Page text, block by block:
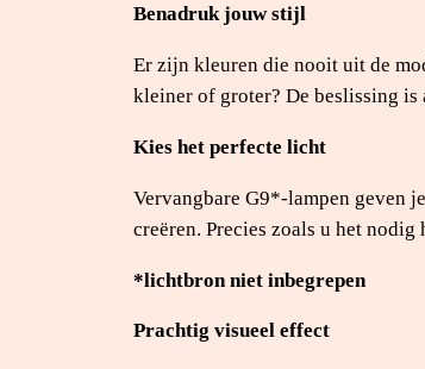
Benadruk jouw stijl
Er zijn kleuren die nooit uit de
kleiner of groter? De beslissing is
Kies het perfecte licht
Vervangbare G9*-lampen geven
creëren. Precies zoals u het nodig
*lichtbron niet inbegrepen
Prachtig visueel effect